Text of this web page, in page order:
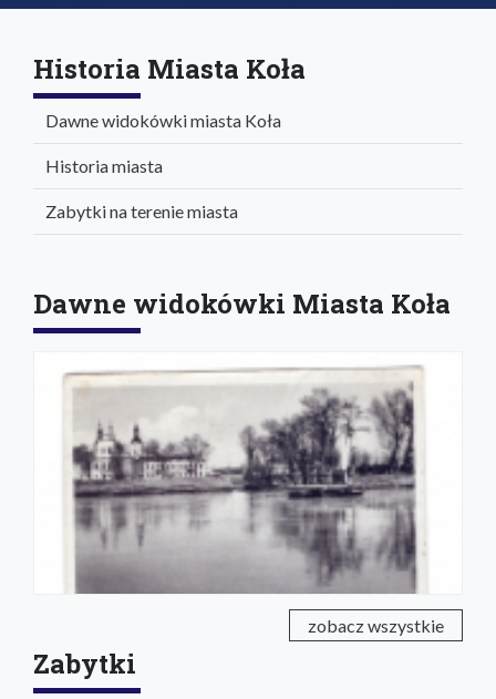
Historia Miasta Koła
Dawne widokówki miasta Koła
Historia miasta
Zabytki na terenie miasta
Dawne widokówki Miasta Koła
zobacz wszystkie
Zabytki